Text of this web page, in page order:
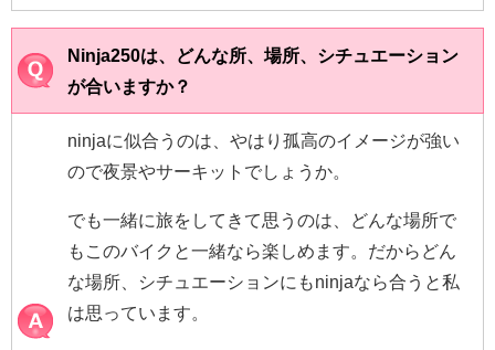
Ninja250は、どんな所、場所、シチュエーション
が合いますか？
ninjaに似合うのは、やはり孤高のイメージが強い
ので夜景やサーキットでしょうか。
でも一緒に旅をしてきて思うのは、どんな場所で
もこのバイクと一緒なら楽しめます。だからどん
な場所、シチュエーションにもninjaなら合うと私
は思っています。